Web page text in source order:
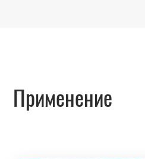
Применение